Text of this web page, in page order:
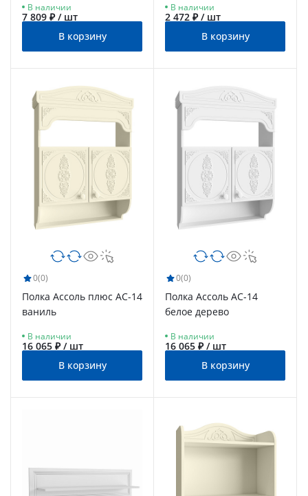
В наличии
7 809 ₽ / шт
В корзину
В наличии
2 472 ₽ / шт
В корзину
0(0)
Полка Ассоль плюс АС-14
ваниль
В наличии
16 065 ₽ / шт
В корзину
0(0)
Полка Ассоль АС-14
белое дерево
В наличии
16 065 ₽ / шт
В корзину